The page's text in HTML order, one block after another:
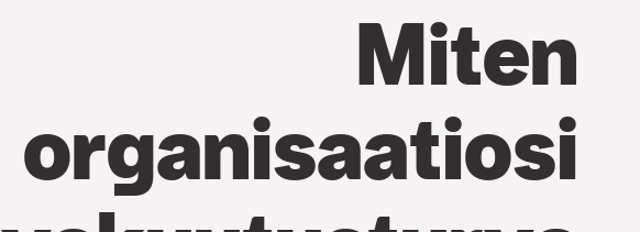
Miten
organisaatiosi